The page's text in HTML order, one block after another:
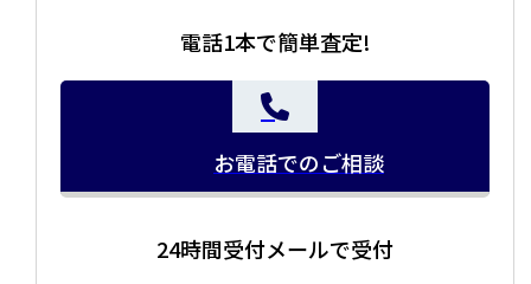
電話1本で簡単査定!
お電話でのご相談
24時間受付メールで受付